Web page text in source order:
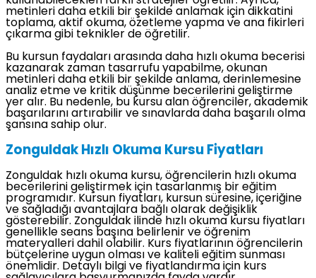
metinleri daha etkili bir şekilde anlamak için dikkatini
toplama, aktif okuma, özetleme yapma ve ana fikirleri
çıkarma gibi teknikler de öğretilir.
Bu kursun faydaları arasında daha hızlı okuma becerisi
kazanarak zaman tasarrufu yapabilme, okunan
metinleri daha etkili bir şekilde anlama, derinlemesine
analiz etme ve kritik düşünme becerilerini geliştirme
yer alır. Bu nedenle, bu kursu alan öğrenciler, akademik
başarılarını artırabilir ve sınavlarda daha başarılı olma
şansına sahip olur.
Zonguldak Hızlı Okuma Kursu Fiyatları
Zonguldak hızlı okuma kursu, öğrencilerin hızlı okuma
becerilerini geliştirmek için tasarlanmış bir eğitim
programıdır. Kursun fiyatları, kursun süresine, içeriğine
ve sağladığı avantajlara bağlı olarak değişiklik
gösterebilir. Zonguldak ilinde hızlı okuma kursu fiyatları
genellikle seans başına belirlenir ve öğrenim
materyalleri dahil olabilir. Kurs fiyatlarının öğrencilerin
bütçelerine uygun olması ve kaliteli eğitim sunması
önemlidir. Detaylı bilgi ve fiyatlandırma için kurs